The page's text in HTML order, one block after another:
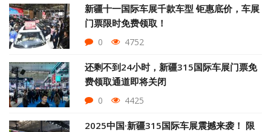
新疆十一国际车展千款车型 钜惠底价，车展
门票限时免费领取！
0 4752
还剩不到24小时，新疆315国际车展门票免
费领取通道即将关闭
0 4425
2025中国·新疆315国际车展震撼来袭！ 限